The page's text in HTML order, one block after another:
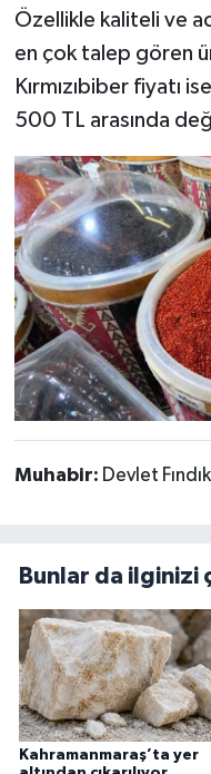
Özellikle kaliteli ve
en çok talep gören
Kırmızıbiber fiyatı
500 TL arasında
Muhabir: Devlet Fındık
Bunlar da ilginizi
Kahramanmaraş’ta yer